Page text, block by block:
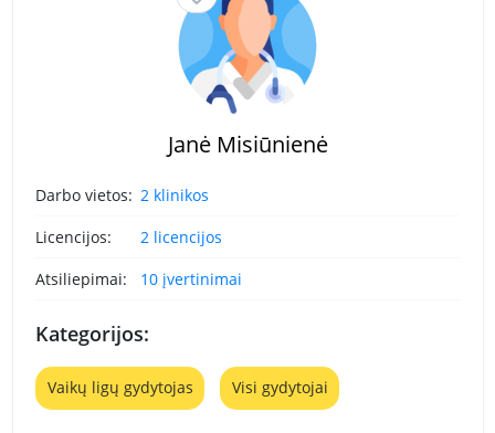
Janė Misiūnienė
Darbo vietos: 2 klinikos
Licencijos:
2 licencijos
Atsiliepimai:
10 įvertinimai
Kategorijos:
Vaikų ligų gydytojas Visi gydytojai